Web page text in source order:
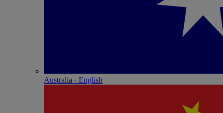
Australia - English